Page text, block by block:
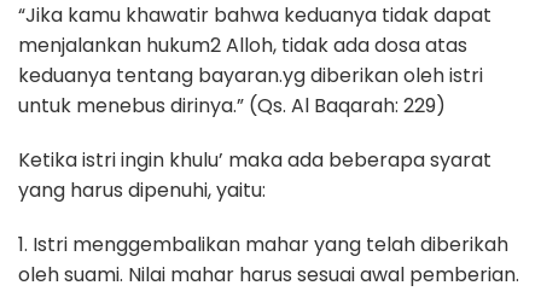
“Jika kamu khawatir bahwa keduanya tidak dapat
menjalankan hukum2 Alloh, tidak ada dosa atas
keduanya tentang bayaran.yg diberikan oleh istri
untuk menebus dirinya.” (Qs. Al Baqarah: 229)
Ketika istri ingin khulu’ maka ada beberapa syarat
yang harus dipenuhi, yaitu:
1. Istri menggembalikan mahar yang telah diberikah
oleh suami. Nilai mahar harus sesuai awal pemberian.